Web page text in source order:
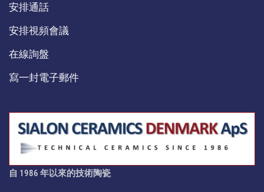
安排通話
安排視頻會議
在線詢盤
寫一封電子郵件
自 1986 年以來的技術陶瓷